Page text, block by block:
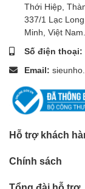
Thới Hiệp,
337/1 Lạc
Minh, Việt Nam.
Số điện thoại:
Email:
Hỗ trợ khách
Chính sách